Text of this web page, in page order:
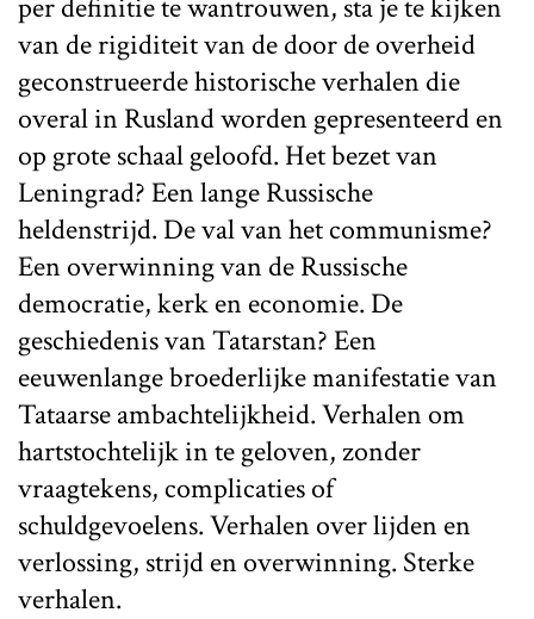
van de rigiditeit van de door de overheid
geconstrueerde historische verhalen die
overal in Rusland worden gepresenteerd en
op grote schaal geloofd. Het bezet van
Leningrad? Een lange Russische
heldenstrijd. De val van het communisme?
Een overwinning van de Russische
democratie, kerk en economie. De
geschiedenis van Tatarstan? Een
eeuwenlange broederlijke manifestatie van
Tataarse ambachtelijkheid. Verhalen om
hartstochtelijk in te geloven, zonder
vraagtekens, complicaties of
schuldgevoelens. Verhalen over lijden en
verlossing, strijd en overwinning. Sterke
verhalen.